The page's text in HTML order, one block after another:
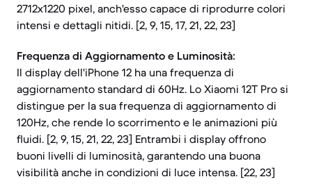
2712x1220 pixel, anch'esso capace di riprodurre colori
intensi e dettagli nitidi. [2, 9, 15, 17, 21, 22, 23]
Frequenza di Aggiornamento e Luminosità:
Il display dell'iPhone 12 ha una frequenza di
aggiornamento standard di 60Hz. Lo Xiaomi 12T Pro si
distingue per la sua frequenza di aggiornamento di
120Hz, che rende lo scorrimento e le animazioni più
fluidi. [2, 9, 15, 21, 22, 23] Entrambi i display offrono
buoni livelli di luminosità, garantendo una buona
visibilità anche in condizioni di luce intensa. [22, 23]